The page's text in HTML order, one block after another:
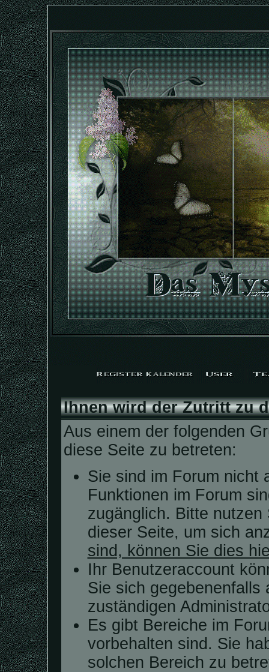
Ihnen wird der Zutritt zu
Aus einem der folgenden
diese Seite zu betreten:
Sie sind im Forum nicht
Funktionen im Forum
zugänglich. Bitte
dieser Seite, um sich
sind, können Sie dies
Ihr Benutzeraccount
Sie sich gegebenenfalls
zuständigen
Es gibt Bereiche im
vorbehalten sind. Sie
solchen Bereich zu